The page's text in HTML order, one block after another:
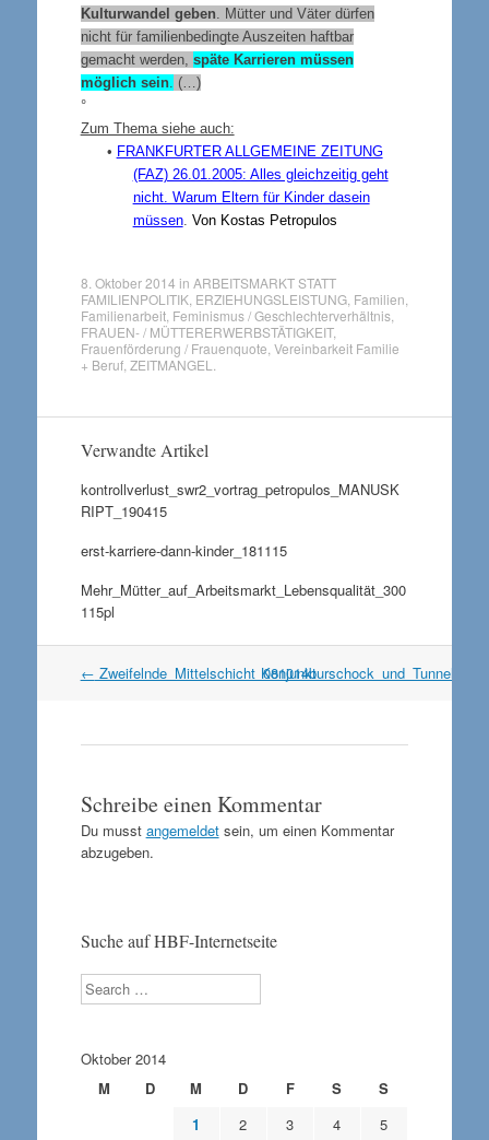
Kulturwandel geben . Mütter und Väter dürfen
nicht für familienbedingte Auszeiten haftbar
gemacht werden, späte Karrieren müssen
möglich sein. (…)
°
Zum Thema siehe auch:
• FRANKFURTER ALLGEMEINE ZEITUNG
(FAZ) 26.01.2005: Alles gleichzeitig geht
nicht. Warum Eltern für Kinder dasein
müssen. Von Kostas Petropulos
8. Oktober 2014 in ARBEITSMARKT STATT
FAMILIENPOLITIK, ERZIEHUNGSLEISTUNG, Familien
Familienarbeit, Feminismus / Geschlechterverhältnis,
FRAUEN- / MÜTTERERWERBSTÄTIGKEIT,
Frauenförderung / Frauenquote Vereinbarkeit Familie
+ Beruf, ZEITMANGEL
Verwandte Artikel
kontrollverlust_swr2_vortrag_petropulos_MANUSK
RIPT_190415
erst-karriere-dann-kinder_181115
Mehr_Mütter_auf_Arbeitsmarkt_Lebensqualität_300
115pl
Artikel
← Zweifelnde_Mittelschicht_081014b
Schreibe einen Kommentar
Du musst angemeldetsein, um einen Kommentar
abzugeben.
Suche auf HBF-Internetseite
Search
Oktober 2014
M
D M D F S
S
1
2 3 4
5